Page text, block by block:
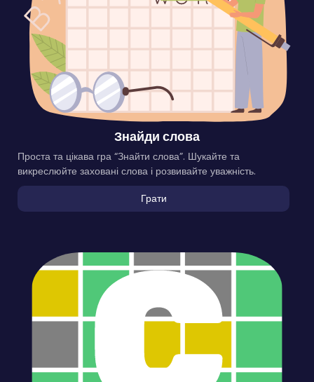
Знайди слова
Проста та цікава гра “Знайти слова”. Шукайте та
викреслюйте заховані слова і розвивайте уважність.
Грати